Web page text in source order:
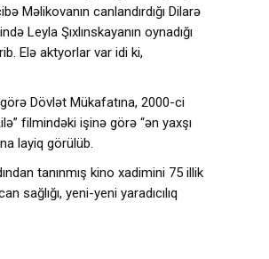
Məlikovanın canlandırdığı Dilarə
Leyla Şıxlınskayanın oynadığı
Elə aktyorlar var idi ki,
Dövlət Mükafatına, 2000-ci
filmindəki işinə görə “ən yaxşı
layiq görülüb.
tanınmış kino xadimini 75 illik
sağlığı, yeni-yeni yaradıcılıq